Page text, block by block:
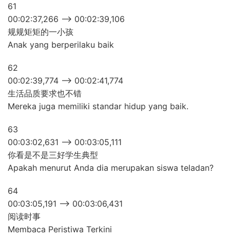
61
00:02:37,266 –> 00:02:39,106
规规矩矩的一小孩
Anak yang berperilaku baik
62
00:02:39,774 –> 00:02:41,774
生活品质要求也不错
Mereka juga memiliki standar hidup yang baik.
63
00:03:02,631 –> 00:03:05,111
你看是不是三好学生典型
Apakah menurut Anda dia merupakan siswa teladan?
64
00:03:05,191 –> 00:03:06,431
阅读时事
Membaca Peristiwa Terkini